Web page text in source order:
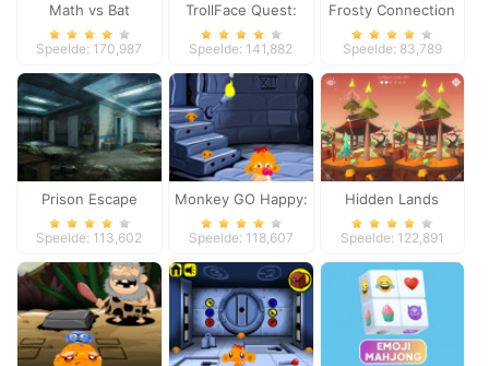
Math vs Bat
Speelde: 170,987
TrollFace Quest:
USA 1
Speelde: 141,882
Frosty Connection
Quest
Speelde: 83,789
Prison Escape
Speelde: 113,602
Monkey GO Happy:
Stage 2
Speelde: 118,607
Hidden Lands
Speelde: 122,891